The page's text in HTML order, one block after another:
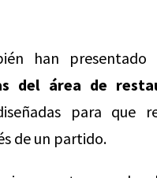
han presentado
del área de
para que
de un partido.